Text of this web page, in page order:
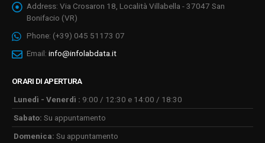
Address: Via Crosaron 18, Località Villabella - 37047 San
Bonifacio (VR)
Phone: (+39) 045 51173 07
Email: info@infolabdata.it
ORARI DI APERTURA
Lunedì - Venerdì : 9:00 / 12:30 e 14:00 / 18:30
Sabato: Su appuntamento
Domenica: Su appuntamento